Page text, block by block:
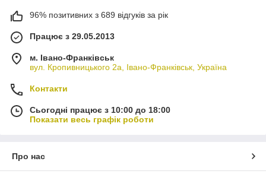
96% позитивних з 689 відгуків за рік
Працює з 29.05.2013
м. Івано-Франківськ
вул. Кропивницького 2а, Івано-Франківськ, Україна
Контакти
Сьогодні працює з 10:00 до 18:00
Показати весь графік роботи
Про нас